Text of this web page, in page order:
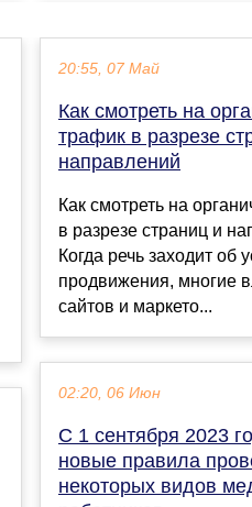
20:55, 07 Май
Как смотреть на
трафик в разрезе
направлений
Как смотреть на
в разрезе страниц и
Когда речь заходит об
продвижения, многие
сайтов и маркето...
02:20, 06 Июн
С 1 сентября 2023
новые правила
некоторых видов